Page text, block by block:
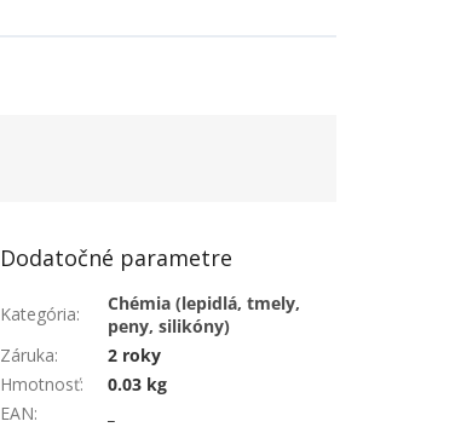
Dodatočné parametre
Kategória:
Chémia (lepidlá, tmely,
peny, silikóny)
Záruka:
2 roky
Hmotnosť:
0.03 kg
EAN: